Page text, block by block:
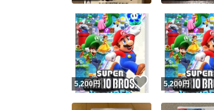
5,200円 いいね！
5,200円